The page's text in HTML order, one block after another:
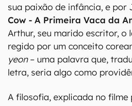
sua paixão de infância, e por
Cow - A Primeira Vaca da
Arthur, seu marido escritor, o
regido por um conceito
yeon– uma palavra que,
letra, seria algo como
A filosofia, explicada no filme